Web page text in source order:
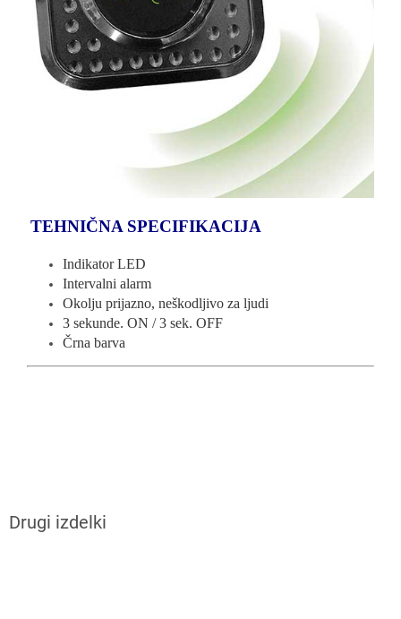
TEHNIČNA SPECIFIKACIJA
Indikator LED
Intervalni alarm
Okolju prijazno, neškodljivo za ljudi
3 sekunde. ON / 3 sek. OFF
Črna barva